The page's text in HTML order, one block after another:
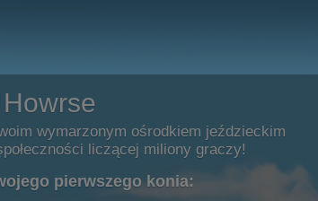
wymarzonym ośrodkiem jeździeckim
liczącej miliony graczy!
pierwszego konia: